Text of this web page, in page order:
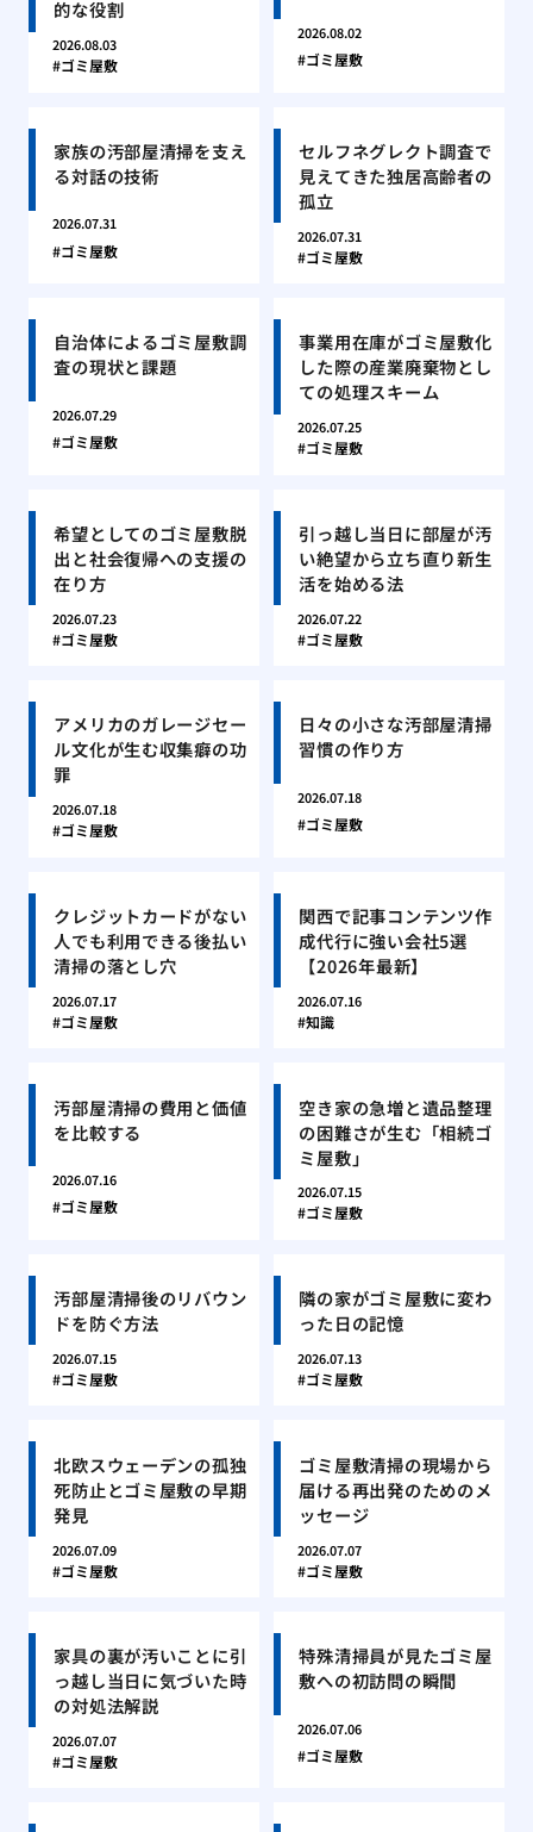
的な役割
2026.08.03
ゴミ屋敷
2026.08.02
ゴミ屋敷
家族の汚部屋清掃を支え
る対話の技術
2026.07.31
ゴミ屋敷
セルフネグレクト調査で
見えてきた独居高齢者の
孤立
2026.07.31
ゴミ屋敷
自治体によるゴミ屋敷調
査の現状と課題
2026.07.29
ゴミ屋敷
事業用在庫がゴミ屋敷化
した際の産業廃棄物とし
ての処理スキーム
2026.07.25
ゴミ屋敷
希望としてのゴミ屋敷脱
出と社会復帰への支援の
在り方
2026.07.23
ゴミ屋敷
引っ越し当日に部屋が汚
い絶望から立ち直り新生
活を始める法
2026.07.22
ゴミ屋敷
アメリカのガレージセー
ル文化が生む収集癖の功
罪
2026.07.18
ゴミ屋敷
日々の小さな汚部屋清掃
習慣の作り方
2026.07.18
ゴミ屋敷
クレジットカードがない
人でも利用できる後払い
清掃の落とし穴
2026.07.17
ゴミ屋敷
関西で記事コンテンツ作
成代行に強い会社5選
【2026年最新】
2026.07.16
知識
汚部屋清掃の費用と価値
を比較する
2026.07.16
ゴミ屋敷
空き家の急増と遺品整理
の困難さが生む「相続ゴ
ミ屋敷」
2026.07.15
ゴミ屋敷
汚部屋清掃後のリバウン
ドを防ぐ方法
2026.07.15
ゴミ屋敷
隣の家がゴミ屋敷に変わ
った日の記憶
2026.07.13
ゴミ屋敷
北欧スウェーデンの孤独
死防止とゴミ屋敷の早期
発見
2026.07.09
ゴミ屋敷
ゴミ屋敷清掃の現場から
届ける再出発のためのメ
ッセージ
2026.07.07
ゴミ屋敷
家具の裏が汚いことに引
っ越し当日に気づいた時
の対処法解説
2026.07.07
ゴミ屋敷
特殊清掃員が見たゴミ屋
敷への初訪問の瞬間
2026.07.06
ゴミ屋敷